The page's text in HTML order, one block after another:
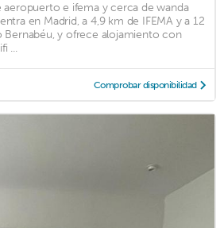
e ifema y cerca de wanda
en Madrid, a 4,9 km de IFEMA y a 12
Bernabéu, y ofrece alojamiento con
...
Comprobar disponibilidad